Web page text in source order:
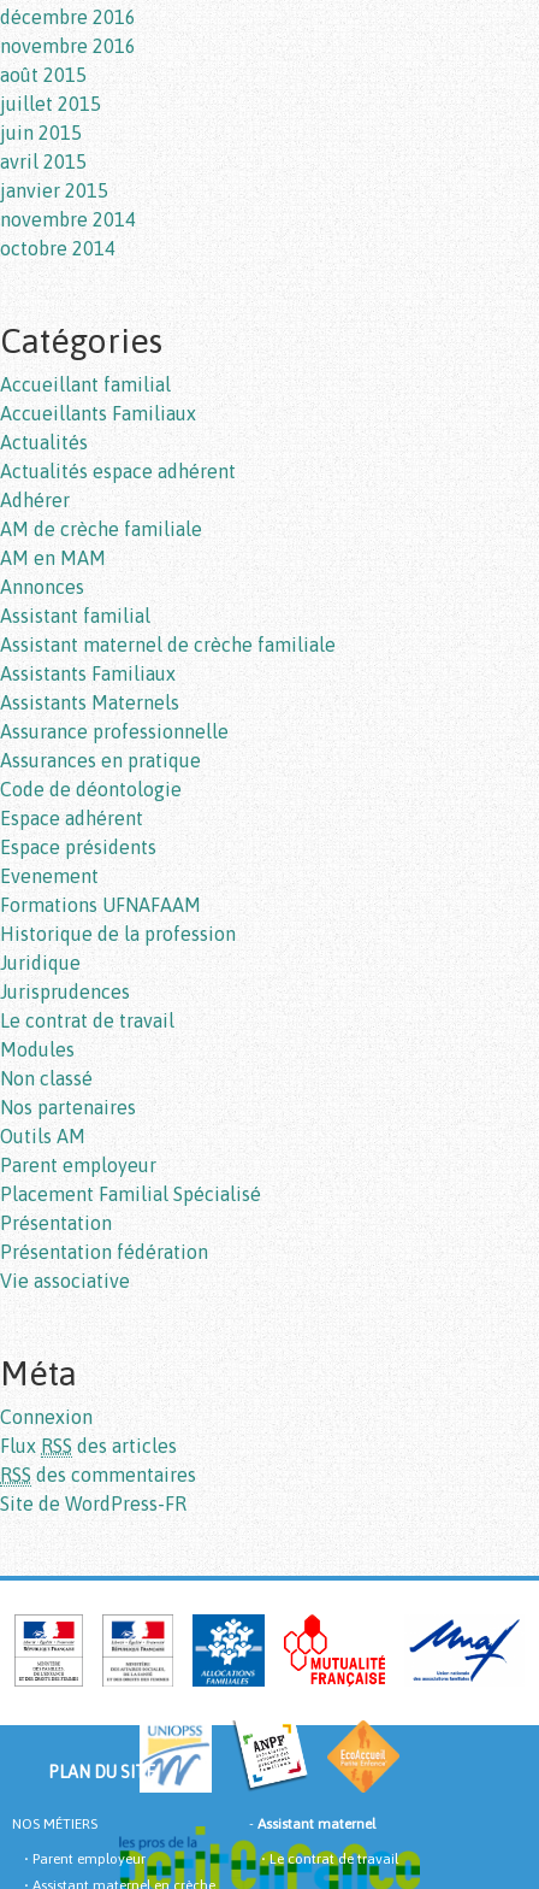
décembre 2016
novembre 2016
août 2015
juillet 2015
juin 2015
avril 2015
janvier 2015
novembre 2014
octobre 2014
Catégories
Accueillant familial
Accueillants Familiaux
Actualités
Actualités espace adhérent
Adhérer
AM de crèche familiale
AM en MAM
Annonces
Assistant familial
Assistant maternel de crèche familiale
Assistants Familiaux
Assistants Maternels
Assurance professionnelle
Assurances en pratique
Code de déontologie
Espace adhérent
Espace présidents
Evenement
Formations UFNAFAAM
Historique de la profession
Juridique
Jurisprudences
Le contrat de travail
Modules
Non classé
Nos partenaires
Outils AM
Parent employeur
Placement Familial Spécialisé
Présentation
Présentation fédération
Vie associative
Méta
Connexion
Flux RSS des articles
RSS des commentaires
Site de WordPress-FR
PLAN DU SITE
NOS MÉTIERS - Assistant maternel
• Parent employeur •Le contrat de travail
• Assistant maternel en crèche